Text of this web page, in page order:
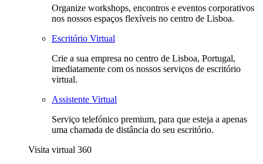
Organize workshops, encontros e eventos corporativos
nos nossos espaços flexíveis no centro de Lisboa.
Escritório Virtual
Crie a sua empresa no centro de Lisboa, Portugal,
imediatamente com os nossos serviços de escritório
virtual.
Assistente Virtual
Serviço telefónico premium, para que esteja a apenas
uma chamada de distância do seu escritório.
Visita virtual 360